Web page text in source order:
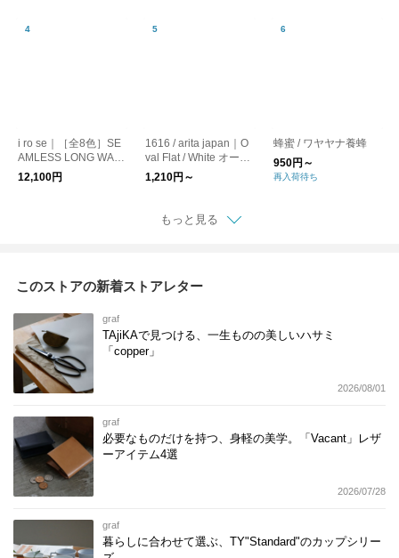
i ro se｜［全8色］SE
AMLESS LONG WAL
LET 長財布
12,100円
1616 / arita japan｜O
val Flat / White オーバ
ルプレート お皿
1,210円～
蜂蜜 / ワヤヤナ養蜂
950円～
再入荷待ち
もっと見る
このストアの新着ストアレター
graf
TAjiKAで見つける、一生ものの美しいハサミ
「copper」
2026/08/01
graf
必要なものだけを持つ、身軽の美学。「Vacant」レザ
ーアイテム4選
2026/07/28
graf
暮らしに合わせて選ぶ、TY"Standard"のカップシリー